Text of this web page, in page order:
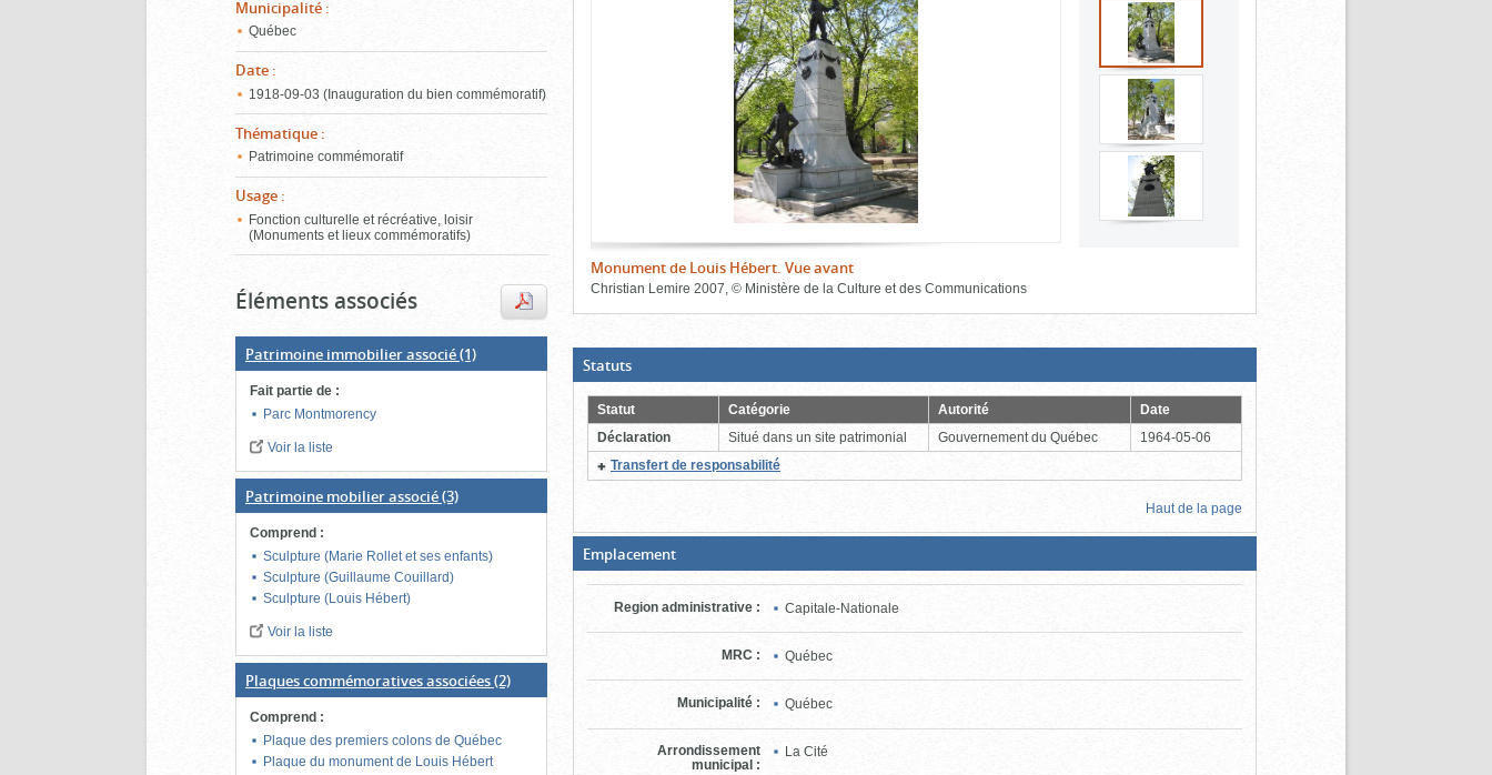
Municipalité :
Québec
Date :
1918‑09‑03 (Inauguration du bien commémoratif)
Thématique :
Patrimoine commémoratif
Usage :
Fonction culturelle et récréative, loisir
(Monuments et lieux commémoratifs)
Éléments associés
Patrimoine immobilier associé(1)
Fait partie de :
Parc Montmorency
Voir la liste
Patrimoine mobilier associé(3)
Comprend :
Sculpture (Marie Rollet et ses enfants)
Sculpture (Guillaume Couillard)
Sculpture (Louis Hébert)
Voir la liste
Plaques commémoratives associées(2)
Comprend :
Plaque des premiers colons de Québec
Plaque du monument de Louis Hébert
le
contenu)
Monument de Louis Hébert. Vue avant
Christian Lemire 2007 © Ministère de la Culture et des Communications
bloc
d'onglets
Statuts(Boite
ouverte,
cliquer
pour
fermer)
Statut Catégorie Autorité
Date
Déclaration
Situé dans un site patrimonial Gouvernement du Québec
1964-05-06
Transfert de responsabilité(Cliquer
pour
Haut de la page
Emplacement(Boite
ouverte,
cliquer
pour
fermer)
Region administrative : Capitale-Nationale
MRC : Québec
Municipalité : Québec
Arrondissement
municipal :
La Cité